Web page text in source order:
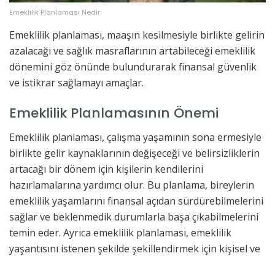
Emeklilik Planlaması Nedir
Emeklilik planlaması, maaşın kesilmesiyle birlikte gelirin
azalacağı ve sağlık masraflarının artabileceği emeklilik
dönemini göz önünde bulundurarak finansal güvenlik
ve istikrar sağlamayı amaçlar.
Emeklilik Planlamasının Önemi
Emeklilik planlaması, çalışma yaşamının sona ermesiyle
birlikte gelir kaynaklarının değişeceği ve belirsizliklerin
artacağı bir dönem için kişilerin kendilerini
hazırlamalarına yardımcı olur. Bu planlama, bireylerin
emeklilik yaşamlarını finansal açıdan sürdürebilmelerini
sağlar ve beklenmedik durumlarla başa çıkabilmelerini
temin eder. Ayrıca emeklilik planlaması, emeklilik
yaşantısını istenen şekilde şekillendirmek için kişisel ve